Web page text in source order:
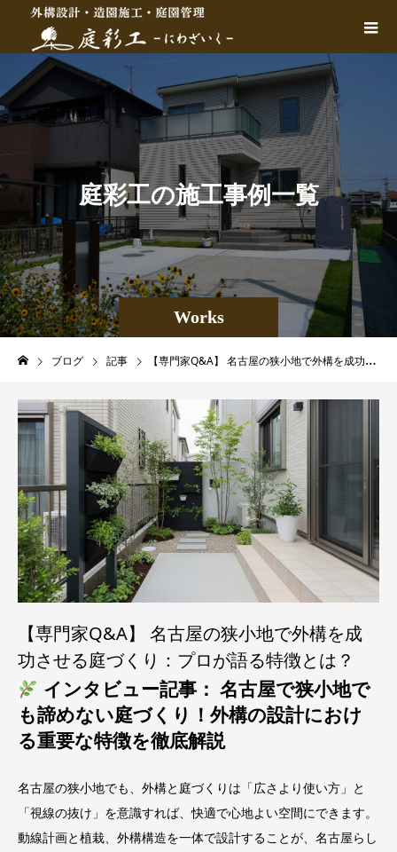
Works
庭彩工の施工事例一覧
ブログ 記事 【専門家Q&A】 名古屋の狭小地で外構を成功させる庭づくり：プロが語る特徴とは？
【専門家Q&A】 名古屋の狭小地で外構を成
功させる庭づくり：プロが語る特徴とは？
インタビュー記事： 名古屋で狭小地で
も諦めない庭づくり！外構の設計におけ
る重要な特徴を徹底解説
名古屋の狭小地でも、外構と庭づくりは「広さより使い方」と
「視線の抜け」を意識すれば、快適で心地よい空間にできます。
動線計画と植栽、外構構造を一体で設計することが、名古屋らし